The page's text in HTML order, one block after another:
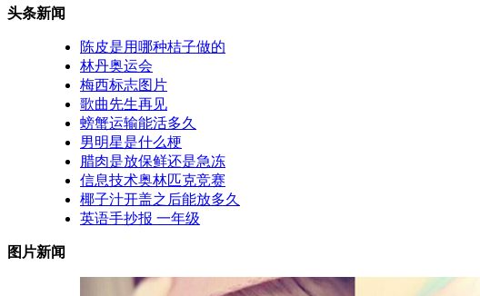
头条新闻
陈皮是用哪种桔子做的
林丹奥运会
梅西标志图片
歌曲先生再见
螃蟹运输能活多久
男明星是什么梗
腊肉是放保鲜还是急冻
信息技术奥林匹克竞赛
椰子汁开盖之后能放多久
英语手抄报 一年级
图片新闻